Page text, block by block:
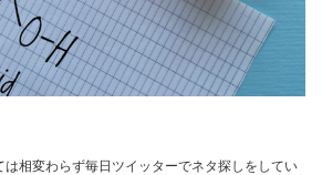
相変わらず毎日ツイッターでネタ探しをしてい